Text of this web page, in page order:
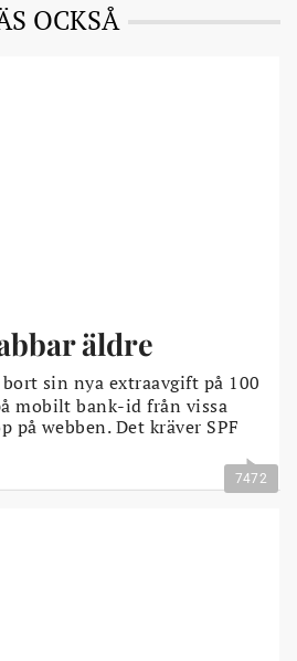
OCKSÅ
äldre
bort sin nya extraavgift på 100
mobilt bank-id från vissa
webben. Det kräver SPF
7472